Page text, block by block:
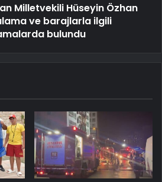
Milletvekili Hüseyin Özhan
ve barajlarla ilgili
bulundu